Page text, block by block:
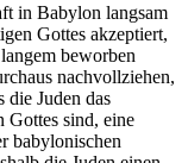
in Babylon langsam
Gottes akzeptiert,
beworben
nachvollziehen,
die Juden das
Gottes sind, eine
babylonischen